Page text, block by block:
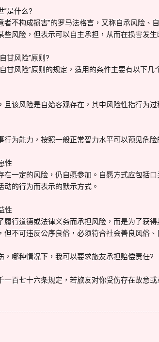
”是什么?
者不构成损害”的罗马法格言，又称自承风险
些风险，但表示可以自主承担，从而在损害发
甘风险”原则?
甘风险”原则的规定，适用的条件主要有以下几
且该风险是自始客观存在，其中风险性指行为
行为能力，按照一般正常智力水平可以预见危
性
在一定的风险，仍自愿参加。自愿方式应包括
的行为而表示的默示方式。
性
履行道德或法律义务而承担风险，而是为了获
但不可违反公序良俗，必须符合社会善良风俗、
，哪种情况下，我可以要求旅友承担赔偿责任?
一百七十六条规定，若旅友对你受伤存在故意